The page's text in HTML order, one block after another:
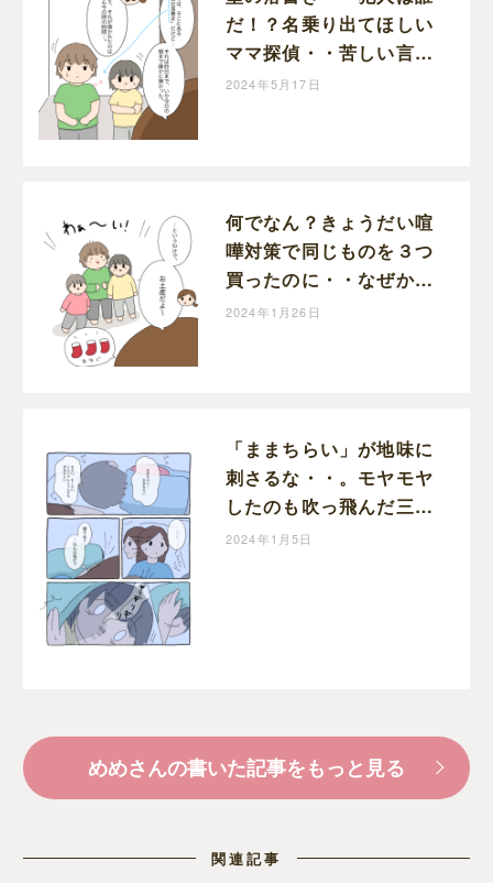
だ！？名乗り出てほしい
ママ探偵・・苦しい言い
訳の姉妹に弟がズバリ｜
2024年5月17日
何でなん？きょうだい喧
嘩対策で同じものを３つ
買ったのに・・なぜか喧
嘩になる不思議。｜めめ
2024年1月26日
「ままちらい」が地味に
刺さるな・・。モヤモヤ
したのも吹っ飛んだ三者
三様の寝かしつけ事情｜
2024年1月5日
めめさんの書いた記事をもっと見る
関連記事